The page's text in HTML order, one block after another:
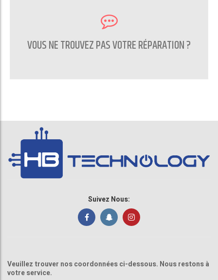
VOUS NE TROUVEZ PAS VOTRE RÉPARATION ?
CONTACTEZ NOUS
Suivez Nous:
Veuillez trouver nos coordonnées ci-dessous. Nous restons à
votre service.